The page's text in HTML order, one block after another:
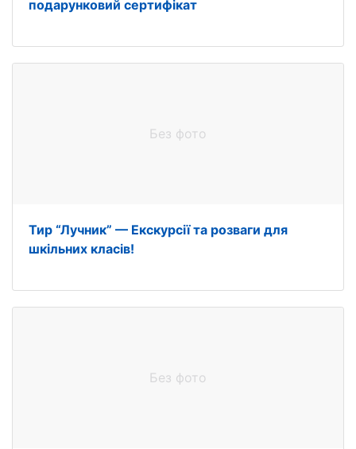
подарунковий сертифікат
Без фото
Тир “Лучник” — Екскурсії та розваги для
шкільних класів!
Без фото